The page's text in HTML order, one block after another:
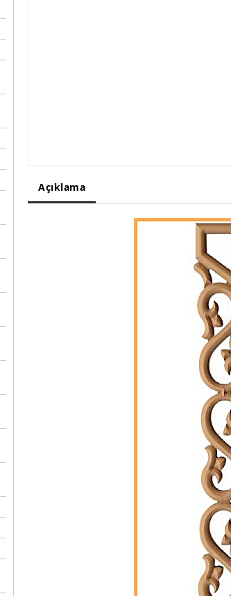
Açıklama